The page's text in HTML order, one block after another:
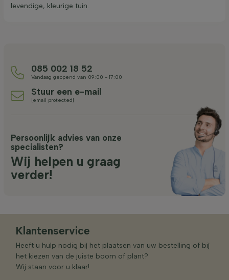
levendige, kleurige tuin.
085 002 18 52
Vandaag geopend van 09:00 - 17:00
Stuur een e-mail
[email protected]
Persoonlijk advies van onze
specialisten?
Wij helpen u graag
verder!
Klantenservice
Heeft u hulp nodig bij het plaatsen van uw bestelling of bij
het kiezen van de juiste boom of plant?
Wij staan voor u klaar!